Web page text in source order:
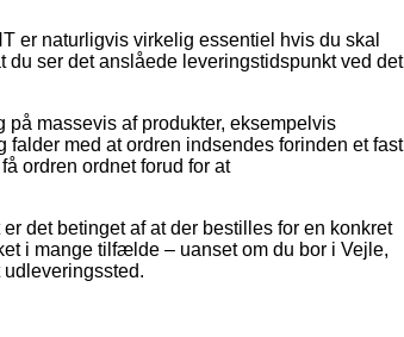
er naturligvis virkelig essentiel hvis du skal
du ser det anslåede leveringstidspunkt ved det
massevis af produkter, eksempelvis
med at ordren indsendes forinden et fast
ordren ordnet forud for at
det betinget af at der bestilles for en konkret
i mange tilfælde – uanset om du bor i Vejle,